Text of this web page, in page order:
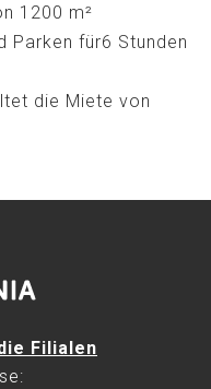
1200 m²
Parken für6 Stunden
die Miete von
Filialen